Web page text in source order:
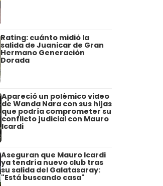
Rating: cuánto midió la
salida de Juanicar de Gran
Hermano Generación
Dorada
Apareció un polémico video
de Wanda Nara con sus hijas
que podría comprometer su
conflicto judicial con Mauro
Icardi
Aseguran que Mauro Icardi
ya tendría nuevo club tras
su salida del Galatasaray:
"Está buscando casa"